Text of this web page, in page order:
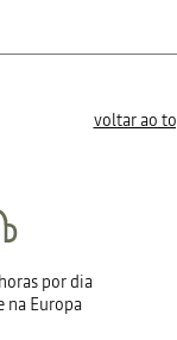
GERIR O ACESSO AOS
voltar ao
por dia
na Europa